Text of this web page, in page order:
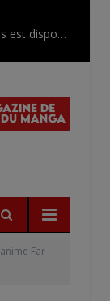
L’AnimeLand Hors-Série – Spécial Posters est disponible !
Far